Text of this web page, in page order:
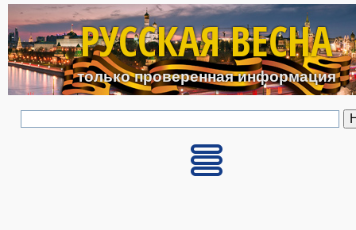
Перейти к основному
РУССКАЯ ВЕСНА
только проверенная информация